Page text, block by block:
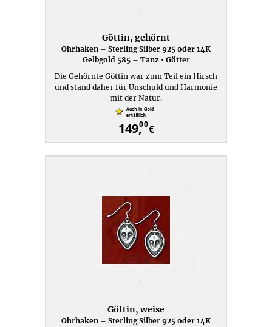
Göttin, gehörnt
Ohrhaken – Sterling Silber 925 oder 14K
Gelbgold 585 – Tanz • Götter
Die Gehörnte Göttin war zum Teil ein Hirsch
und stand daher für Unschuld und Harmonie
mit der Natur.
149,00€
Göttin, weise
Ohrhaken – Sterling Silber 925 oder 14K